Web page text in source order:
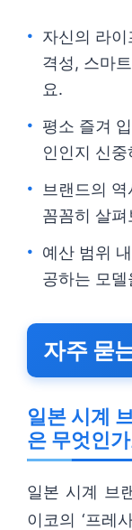
자신의 라
격성, 스마
요.
평소 즐겨
인인지 신
브랜드의
꼼꼼히 살
예산 범위
공하는 모
자주 묻
일본 시계
은 무엇인
일본 시계 브
이코의 ‘프레